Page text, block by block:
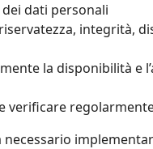
dati personali
integrità,
la disponibilità e
necessario